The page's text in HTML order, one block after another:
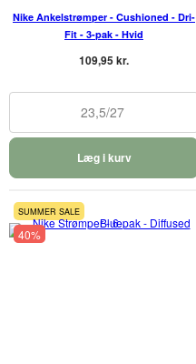
Nike Ankelstrømper - Cushioned - Dri-
Fit - 3-pak - Hvid
109,95 kr.
23,5/27
Læg i kurv
SUMMER SALE
40%